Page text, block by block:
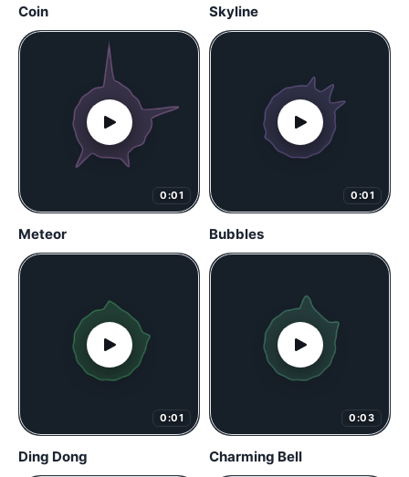
Coin Skyline
0:01
Meteor
0:01
Bubbles
0:01
Ding Dong
0:03
Charming Bell